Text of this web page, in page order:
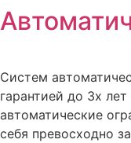
Систем
гарантией до 3х
автоматические
себя превосходно